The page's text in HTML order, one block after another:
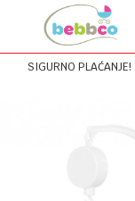
SIGURNO PLAĆANJE!